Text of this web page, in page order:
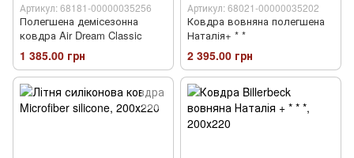
Артикул: 68181-00000035256
Полегшена демісезонна
ковдра Air Dream Classic
1 385.00 грн
Артикул: 68021-00000035202
Ковдра вовняна полегшена
Наталія+ * *
2 395.00 грн